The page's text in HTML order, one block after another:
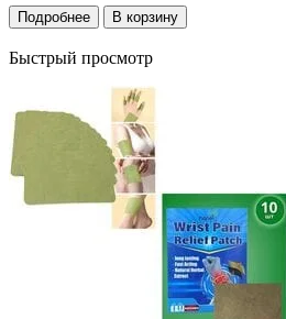
Подробнее В корзину
Быстрый просмотр